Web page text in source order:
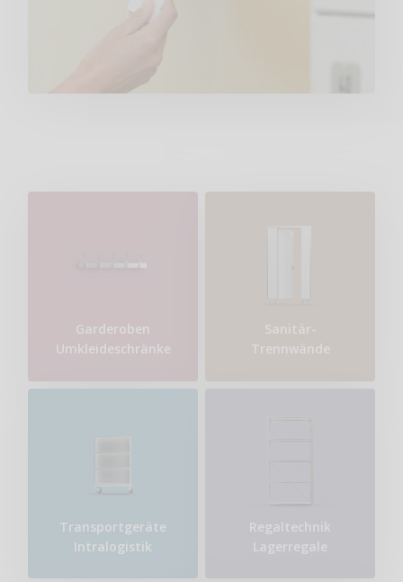
Garderoben
Umkleideschränke
Sanitär-
Trennwände
Transport​geräte
Intralogistik
Regaltechnik
Lagerregale